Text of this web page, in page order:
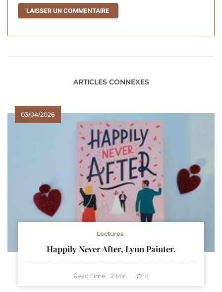
ARTICLES CONNEXES
03/04/2026
Lectures
Happily Never After, Lynn Painter.
Read Time: 2 Min 0